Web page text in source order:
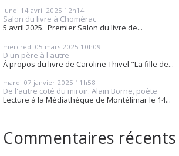
lundi 14 avril 2025 12h14
Salon du livre à Chomérac
5 avril 2025. Premier Salon du livre de...
mercredi 05 mars 2025 10h09
D'un père à l'autre
À propos du livre de Caroline Thivel "La fille de...
mardi 07 janvier 2025 11h58
De l'autre coté du miroir. Alain Borne, poète
Lecture à la Médiathèque de Montélimar le 14...
Commentaires récents